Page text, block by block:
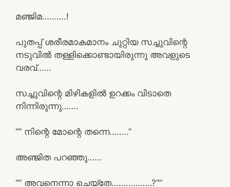
മഞ്ജിമ……….!
പുതപ്പ് ശരീരമാകമാനം ചുറ്റിയ സച്ചുവിന്റെ
നടുവിൽ തള്ളിക്കൊണ്ടായിരുന്നു അവളുടെ
വരവ്……
സച്ചുവിന്റെ മിഴികളിൽ ഉറക്കം വിടാതെ
നിന്നിരുന്നു…….
“” നിന്റെ മോന്റെ തന്നെ……..”
അഞ്ജിത പറഞ്ഞു……
“” അവനെന്നാ ചെയ്തേ……………..?””